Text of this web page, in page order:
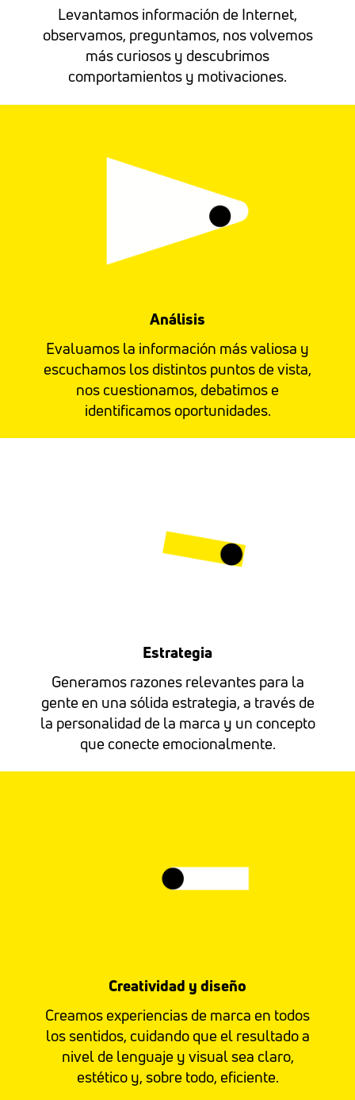
Levantamos información de Internet,
observamos, preguntamos, nos volvemos
más curiosos y descubrimos
comportamientos y motivaciones.
Análisis
Evaluamos la información más valiosa y
escuchamos los distintos puntos de vista,
nos cuestionamos, debatimos e
identificamos oportunidades.
Estrategia
Generamos razones relevantes para la
gente en una sólida estrategia, a través de
la personalidad de la marca y un concepto
que conecte emocionalmente.
Creatividad y diseño
Creamos experiencias de marca en todos
los sentidos, cuidando que el resultado a
nivel de lenguaje y visual sea claro,
estético y, sobre todo, eficiente.